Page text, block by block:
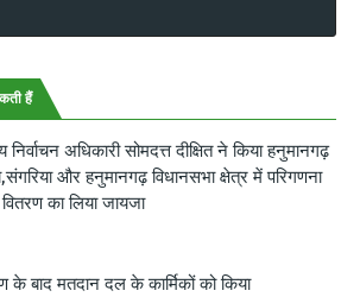
हैं
अधिकारी सोमदत्त दीक्षित ने किया हनुमानगढ़
और हनुमानगढ़ विधानसभा क्षेत्र में परिगणना
का लिया जायजा
के बाद मतदान दल के कार्मिकों को किया